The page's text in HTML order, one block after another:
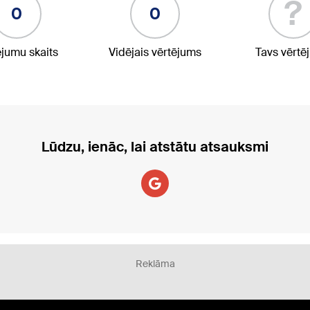
0
skaits
0
Vidējais vērtējums
?
Tavs
Lūdzu, ienāc, lai atstātu atsauksmi
Reklāma